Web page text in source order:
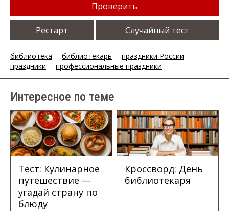
Проверить
Рестарт Случайный тест
библиотека библиотекарь
праздники России
праздники
профессиональные праздники
Интересное по теме
Тест: Кулинарное
путешествие —
угадай страну по
блюду
Кроссворд: День
библиотекаря